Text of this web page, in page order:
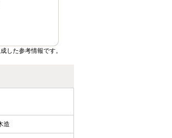
した参考情報です。
造